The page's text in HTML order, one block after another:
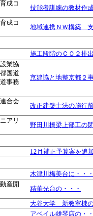
成コ
技能者訓練の教材作
成コ
地域連携ＮＷ構築
施工段階のＣＯ２排
業協
国道
事務
京建協と地整京都２
合会
改正建築士法の施行
アリ
野田川橋梁上部工の
12月補正予算案を
木津川梅美台に・・・
産開
精華光台の・・・
大谷大学 新教室棟の
アベイル雄琴店の・・